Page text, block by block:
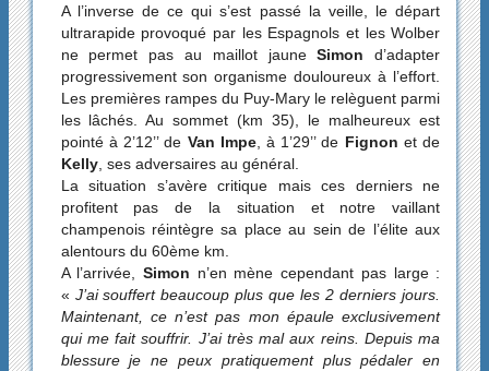
A l’inverse de ce qui s’est passé la veille, le départ
ultrarapide provoqué par les Espagnols et les Wolber
ne permet pas au maillot jauneSimon d’adapter
progressivement son organisme douloureux à l’effort.
Les premières rampes du Puy-Mary le relèguent parmi
les lâchés. Au sommet (km 35), le malheureux est
pointé à 2’12’’ de Van Impe, à 1’29’’ de Fignon et de
Kelly, ses adversaires au général.
La situation s’avère critique mais ces derniers ne
profitent pas de la situation et notre vaillant
champenois réintègre sa place au sein de l’élite aux
alentours du 60ème km.
A l’arrivée, Simon n’en mène cependant pas large :
« J’ai souffert beaucoup plus que les 2 derniers jours.
Maintenant, ce n’est pas mon épaule exclusivement
qui me fait souffrir. J’ai très mal aux reins. Depuis ma
blessure je ne peux pratiquement plus pédaler en